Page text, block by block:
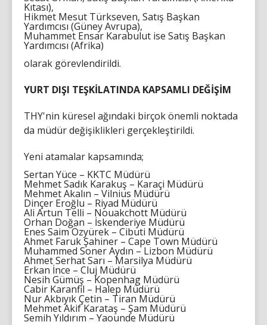
Kıtası),
Hikmet Mesut Türkseven, Satış Başkan
Yardımcısı (Güney Avrupa),
Muhammet Ensar Karabulut ise Satış Başkan
Yardımcısı (Afrika)
olarak görevlendirildi.
YURT DIŞI TEŞKİLATINDA KAPSAMLI DEĞİŞİM
THY'nin küresel ağındaki birçok önemli noktada
da müdür değişiklikleri gerçekleştirildi.
Yeni atamalar kapsamında;
Sertan Yüce – KKTC Müdürü
Mehmet Sadık Karakuş – Karaçi Müdürü
Mehmet Akalın – Vilnius Müdürü
Dinçer Eroğlu – Riyad Müdürü
Ali Artun Telli – Nouakchott Müdürü
Orhan Doğan – İskenderiye Müdürü
Enes Saim Özyürek – Cibuti Müdürü
Ahmet Faruk Şahiner – Cape Town Müdürü
Muhammed Soner Aydın – Lizbon Müdürü
Ahmet Serhat Sarı – Marsilya Müdürü
Erkan İnce – Cluj Müdürü
Nesih Gümüş – Kopenhag Müdürü
Cabir Karanfil – Halep Müdürü
Nur Akbıyık Çetin – Tiran Müdürü
Mehmet Akif Karataş – Şam Müdürü
Semih Yıldırım – Yaounde Müdürü